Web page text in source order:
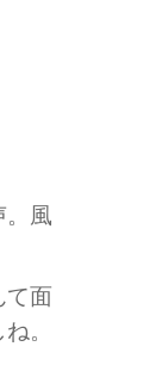
風
て面
。